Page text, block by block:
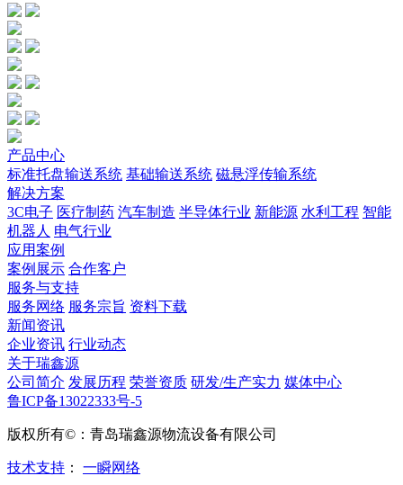
产品中心
标准托盘输送系统 基础输送系统 磁悬浮传输系统
解决方案
3C电子 医疗制药 汽车制造 半导体行业 新能源 水利工程 智能
机器人 电气行业
应用案例
案例展示 合作客户
服务与支持
服务网络 服务宗旨 资料下载
新闻资讯
企业资讯 行业动态
关于瑞鑫源
公司简介 发展历程 荣誉资质 研发/生产实力 媒体中心
鲁ICP备13022333号-5
版权所有©：青岛瑞鑫源物流设备有限公司
技术支持 ： 一瞬网络